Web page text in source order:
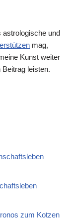
astrologische und
mag,
Kunst weiter
leisten.
zum Kotzen